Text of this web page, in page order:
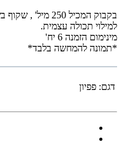
בקבוק המכיל 250 מיל' , שקוף בשילוב פקק לבן
למילוי תכולה עצמית.
מינימום הזמנה 6 יח'
*תמונה להמחשה בלבד*
דגם: פפיון